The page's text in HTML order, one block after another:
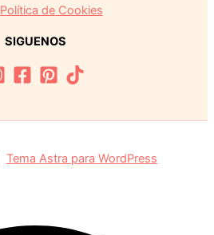
Política de Cookies
SIGUENOS
Tema Astra para WordPress